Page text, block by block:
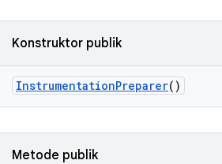
Konstruktor publik
InstrumentationPreparer()
Metode publik